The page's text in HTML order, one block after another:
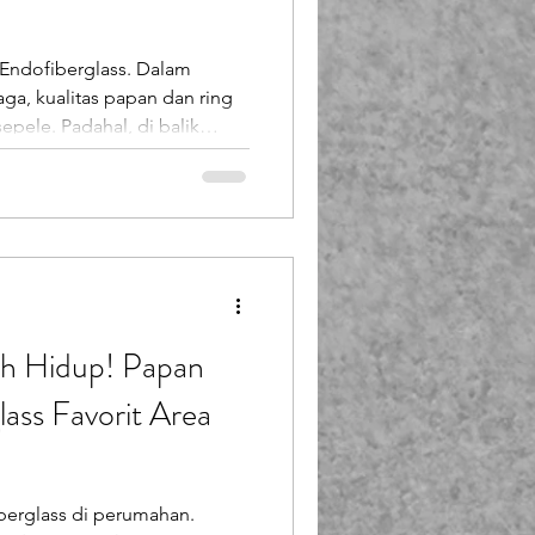
Dalam
kualitas papan dan ring
Padahal, di balik
nyaman, terdapat
dan
(PT Putra
intens, bertahun-tahun, dan
Hidup! Papan
Favorit Area
di perumahan.